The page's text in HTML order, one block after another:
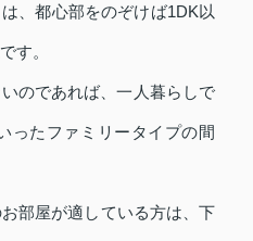
、都心部をのぞけば1DK以
す。
のであれば、一人暮らしで
ったファミリータイプの間
部屋が適している方は、下